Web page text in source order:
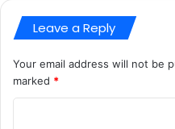
Leave a Reply
Your email address will not be
marked *